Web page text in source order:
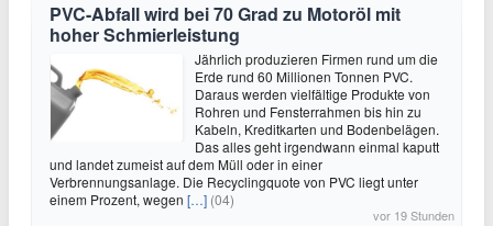
PVC-Abfall wird bei 70 Grad zu Motoröl mit
hoher Schmierleistung
Jährlich produzieren Firmen rund um die
Erde rund 60 Millionen Tonnen PVC.
Daraus werden vielfältige Produkte von
Rohren und Fensterrahmen bis hin zu
Kabeln, Kreditkarten und Bodenbelägen.
Das alles geht irgendwann einmal kaputt
und landet zumeist auf dem Müll oder in einer
Verbrennungsanlage. Die Recyclingquote von PVC liegt unter
einem Prozent, wegen […] (04)
vor 19 Stunden